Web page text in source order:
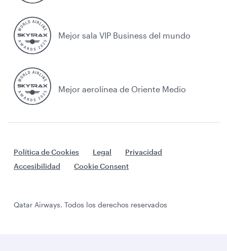
Mejor sala VIP Business del mundo
Mejor aerolínea de Oriente Medio
Política de Cookies Legal
Privacidad
Accesibilidad
Cookie Consent
Qatar Airways. Todos los derechos reservados